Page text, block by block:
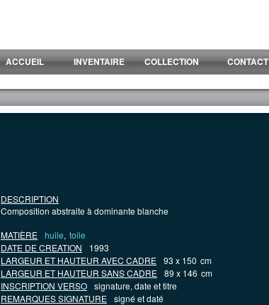
ACCUEIL
INVENTAIRE COLLECTION CONTACT
DESCRIPTION
Composition abstraite à dominante blanche
MATIÈRE huile, toile
DATE DE CREATION
1993
LARGEUR ET HAUTEUR AVEC CADRE 93 x 150 cm
LARGEUR ET HAUTEUR SANS CADRE 89 x 146 cm
INSCRIPTION VERSO signature, date et titre
REMARQUES SIGNATURE signé et daté